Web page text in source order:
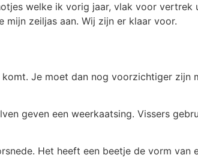
welke ik vorig jaar, vlak voor vertrek
mijn zeiljas aan. Wij zijn er klaar voor.
Je moet dan nog voorzichtiger zijn
geven een weerkaatsing. Vissers
Het heeft een beetje de vorm van